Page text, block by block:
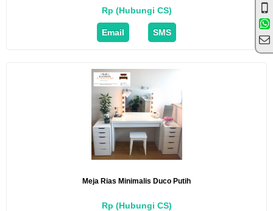
Rp (Hubungi CS)
Email SMS
Meja Rias Minimalis Duco Putih
Rp (Hubungi CS)